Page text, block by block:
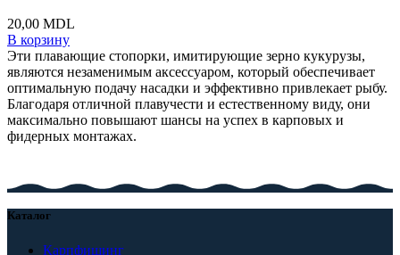
20,00 MDL
В корзину
Эти плавающие стопорки, имитирующие зерно кукурузы,
являются незаменимым аксессуаром, который обеспечивает
оптимальную подачу насадки и эффективно привлекает рыбу.
Благодаря отличной плавучести и естественному виду, они
максимально повышают шансы на успех в карповых и
фидерных монтажах.
Каталог
Карпфишинг